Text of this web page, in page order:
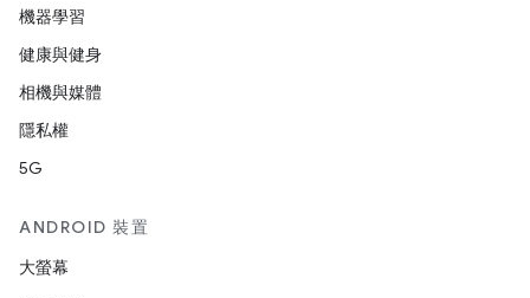
機器學習
健康與健身
相機與媒體
隱私權
5G
ANDROID 裝置
大螢幕